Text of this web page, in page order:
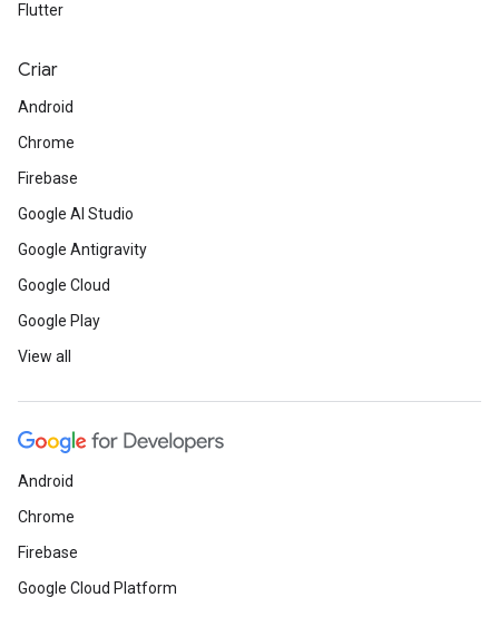
Flutter
Criar
Android
Chrome
Firebase
Google AI Studio
Google Antigravity
Google Cloud
Google Play
View all
Android
Chrome
Firebase
Google Cloud Platform